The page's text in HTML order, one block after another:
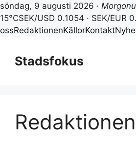
söndag, 9 augusti 2026 ·
15°CSEK/USD 0.1054 · SEK/EUR
ossRedaktionenKällorKontakt
innehållStadsfokus
Redaktionen